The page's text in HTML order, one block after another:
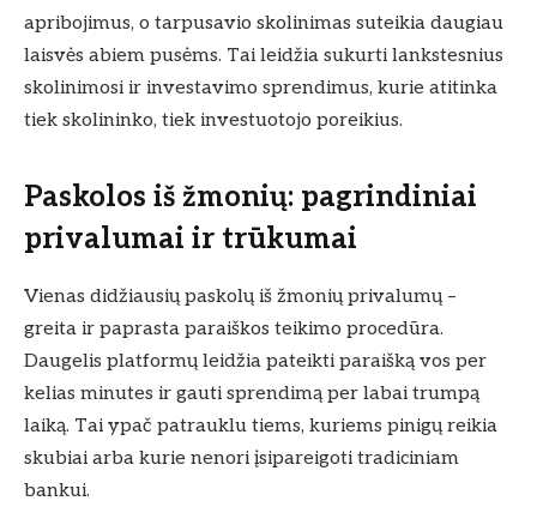
apribojimus, o tarpusavio skolinimas suteikia daugiau
laisvės abiem pusėms. Tai leidžia sukurti lankstesnius
skolinimosi ir investavimo sprendimus, kurie atitinka
tiek skolininko, tiek investuotojo poreikius.
Paskolos iš žmonių: pagrindiniai
privalumai ir trūkumai
Vienas didžiausių paskolų iš žmonių privalumų –
greita ir paprasta paraiškos teikimo procedūra.
Daugelis platformų leidžia pateikti paraišką vos per
kelias minutes ir gauti sprendimą per labai trumpą
laiką. Tai ypač patrauklu tiems, kuriems pinigų reikia
skubiai arba kurie nenori įsipareigoti tradiciniam
bankui.